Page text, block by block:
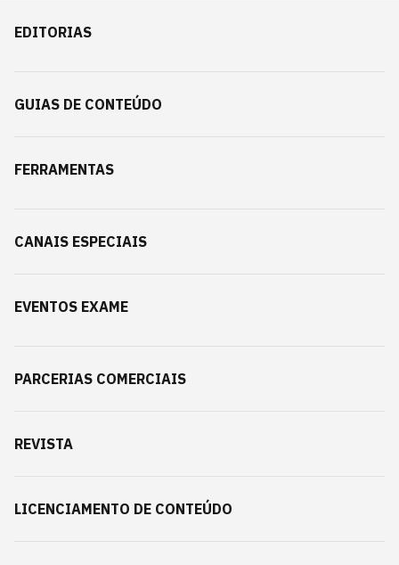
EDITORIAS
GUIAS DE CONTEÚDO
FERRAMENTAS
CANAIS ESPECIAIS
EVENTOS EXAME
PARCERIAS COMERCIAIS
REVISTA
LICENCIAMENTO DE CONTEÚDO